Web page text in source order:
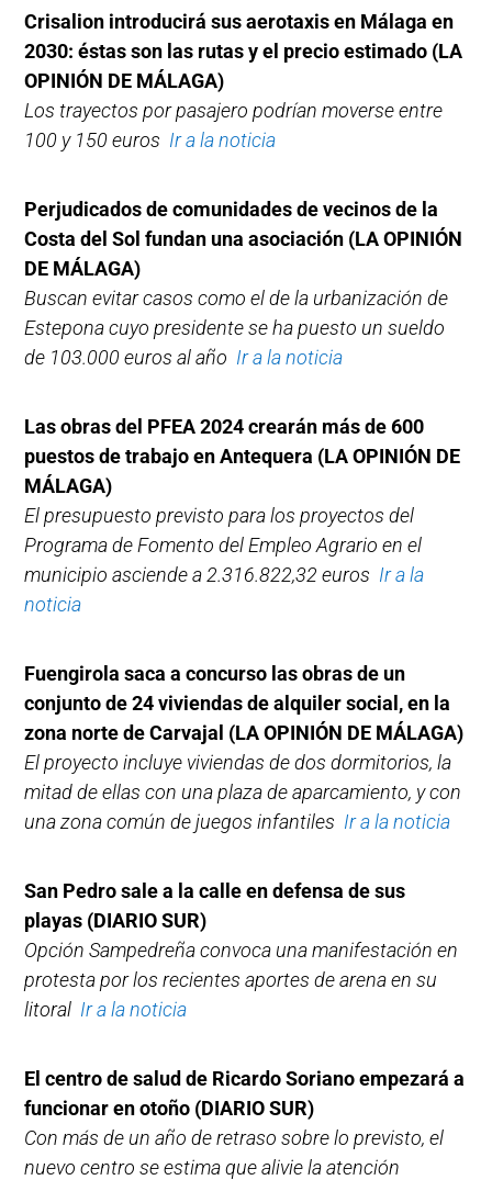
Crisalion introducirá sus aerotaxis en Málaga en
2030: éstas son las rutas y el precio estimado (LA
OPINIÓN DE MÁLAGA)
Los trayectos por pasajero podrían moverse entre
100 y 150 euros Ir a la noticia
Perjudicados de comunidades de vecinos de la
Costa del Sol fundan una asociación (LA OPINIÓN
DE MÁLAGA)
Buscan evitar casos como el de la urbanización de
Estepona cuyo presidente se ha puesto un sueldo
de 103.000 euros al año Ir a la noticia
Las obras del PFEA 2024 crearán más de 600
puestos de trabajo en Antequera (LA OPINIÓN DE
MÁLAGA)
El presupuesto previsto para los proyectos del
Programa de Fomento del Empleo Agrario en el
municipio asciende a 2.316.822,32 euros Ir a la
noticia
Fuengirola saca a concurso las obras de un
conjunto de 24 viviendas de alquiler social, en la
zona norte de Carvajal (LA OPINIÓN DE MÁLAGA)
El proyecto incluye viviendas de dos dormitorios, la
mitad de ellas con una plaza de aparcamiento, y con
una zona común de juegos infantiles Ir a la noticia
San Pedro sale a la calle en defensa de sus
playas (DIARIO SUR)
Opción Sampedreña convoca una manifestación en
protesta por los recientes aportes de arena en su
litoral Ir a la noticia
El centro de salud de Ricardo Soriano empezará a
funcionar en otoño (DIARIO SUR)
Con más de un año de retraso sobre lo previsto, el
nuevo centro se estima que alivie la atención